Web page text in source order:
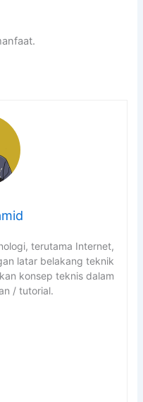
terutama Internet,
latar belakang teknik
konsep teknis dalam
/ tutorial.